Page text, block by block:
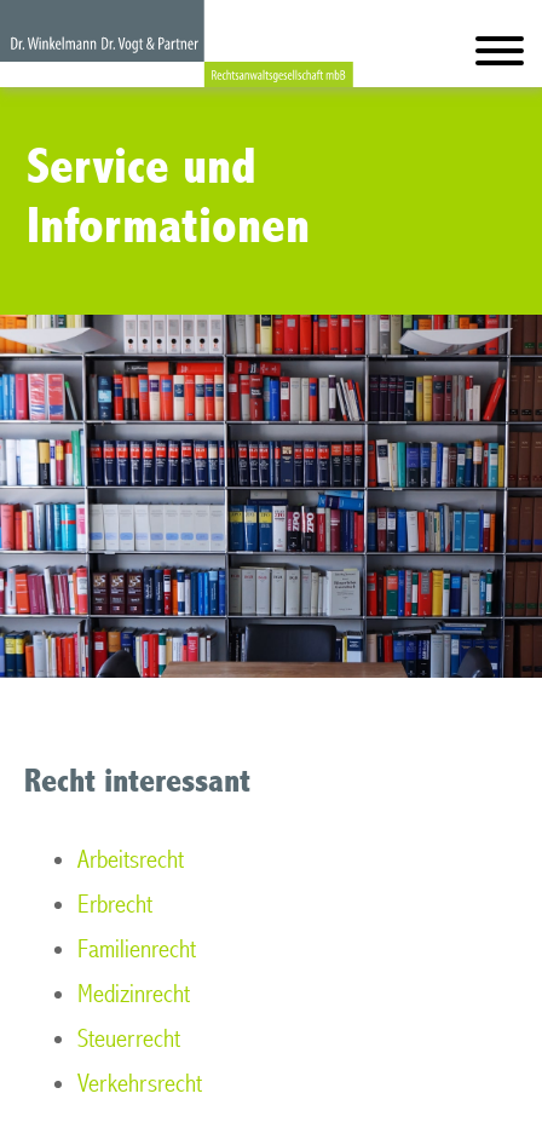
Service und
Informationen
Recht interessant
Arbeitsrecht
Erbrecht
Familienrecht
Medizinrecht
Steuerrecht
Verkehrsrecht